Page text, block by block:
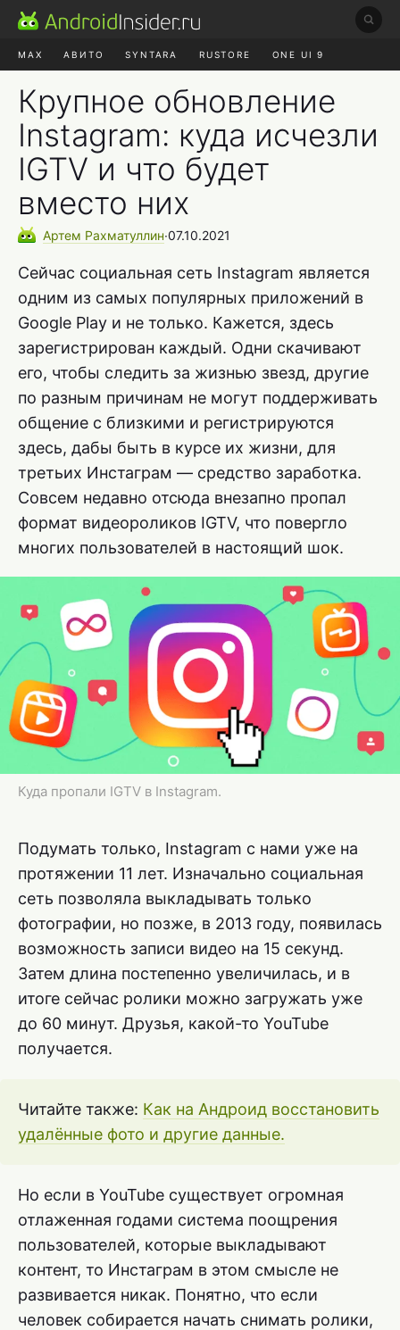
MAX АВИТО SYNTARA RUSTORE ONE UI 9
Крупное обновление
Instagram: куда исчезли
IGTV и что будет
вместо них
Артем Рахматуллин∙07.10.2021
Сейчас социальная сеть Instagram является
одним из самых популярных приложений в
Google Play и не только. Кажется, здесь
зарегистрирован каждый. Одни скачивают
его, чтобы следить за жизнью звезд, другие
по разным причинам не могут поддерживать
общение с близкими и регистрируются
здесь, дабы быть в курсе их жизни, для
третьих Инстаграм — средство заработка.
Совсем недавно отсюда внезапно пропал
формат видеороликов IGTV, что повергло
многих пользователей в настоящий шок.
Куда пропали IGTV в Instagram.
Подумать только, Instagram с нами уже на
протяжении 11 лет. Изначально социальная
сеть позволяла выкладывать только
фотографии, но позже, в 2013 году, появилась
возможность записи видео на 15 секунд.
Затем длина постепенно увеличилась, и в
итоге сейчас ролики можно загружать уже
до 60 минут. Друзья, какой-то YouTube
получается.
Читайте также: Как на Андроид восстановить
удалённые фото и другие данные.
Но если в YouTube существует огромная
отлаженная годами система поощрения
пользователей, которые выкладывают
контент, то Инстаграм в этом смысле не
развивается никак. Понятно, что если
человек собирается начать снимать ролики,